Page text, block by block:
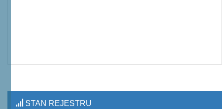
STAN REJESTRU